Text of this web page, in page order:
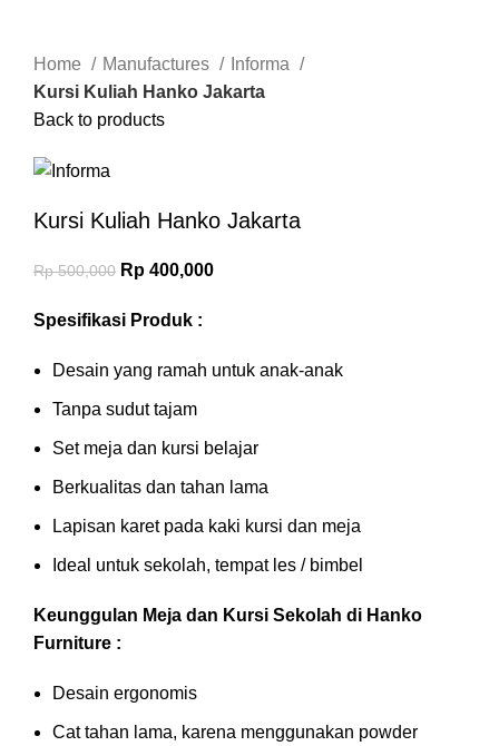
Home
Manufactures
Informa
Kursi Kuliah Hanko Jakarta
Back to products
Kursi Kuliah Hanko Jakarta
Rp500,000 Rp 400,000
Spesifikasi Produk :
Desain yang ramah untuk anak-anak
Tanpa sudut tajam
Set meja dan kursi belajar
Berkualitas dan tahan lama
Lapisan karet pada kaki kursi dan meja
Ideal untuk sekolah, tempat les / bimbel
Keunggulan Meja dan Kursi Sekolah di Hanko
Furniture :
Desain ergonomis
Cat tahan lama, karena menggunakan powder